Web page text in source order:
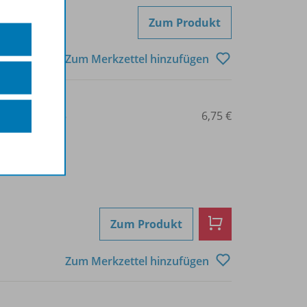
Zum Produkt
Zum Merkzettel hinzufügen
6,75 €
Zum Produkt
Zum Merkzettel hinzufügen